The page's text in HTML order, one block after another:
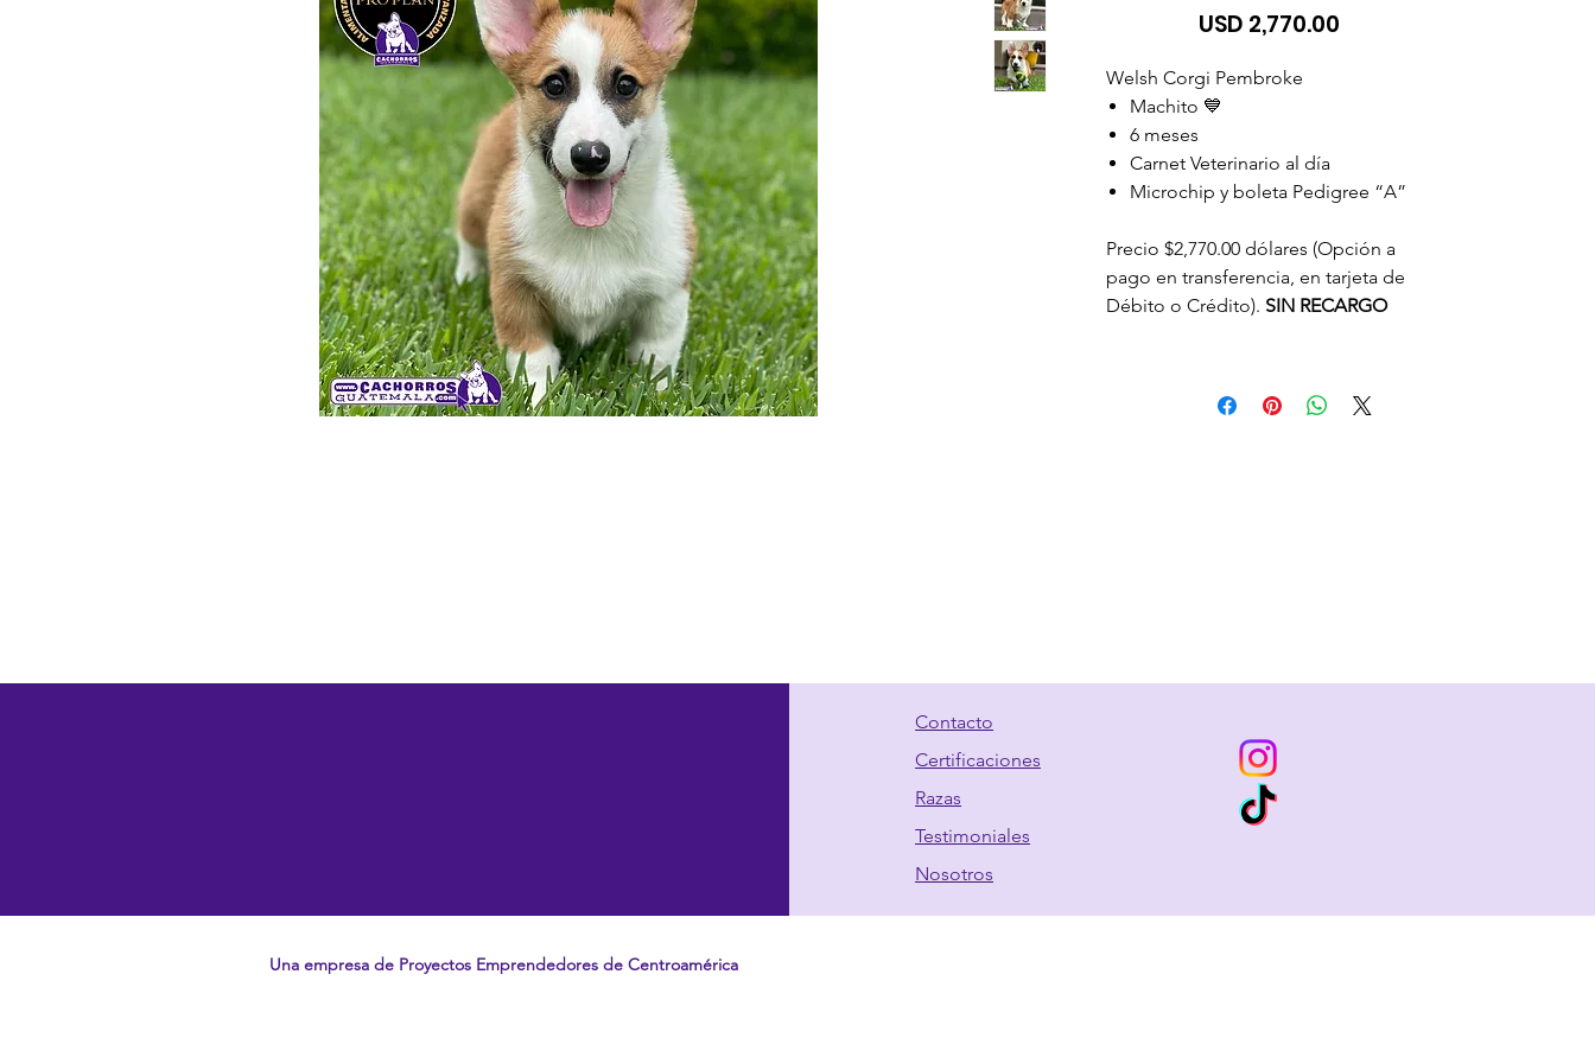
USD 2,770.00
Welsh Corgi Pembroke
Machito 💙
6 meses
Carnet Veterinario al día
Microchip y boleta Pedigree “A”
Precio $2,770.00 dólares (Opción a
pago en transferencia, en tarjeta de
Débito o Crédito). SIN RECARGO
Contacto
Certificaciones
Razas
Testimoniales
Nosotros
Una empresa de Proyectos Emprendedores de Centroamérica